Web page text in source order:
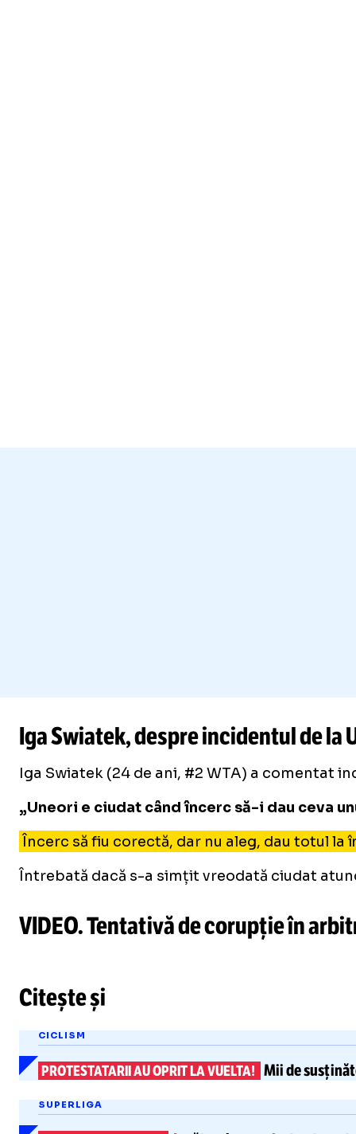
Iga Swiatek, despre incidentul de la
Iga Swiatek (24 de ani, #2 WTA) a comentat
„Uneori e ciudat când încerc să-i dau ceva
Încerc să fiu corectă, dar nu aleg, dau totul
Întrebată dacă s-a simțit vreodată ciudat
VIDEO. Tentativă de corupție în
Citește și
CICLISM
PROTESTATARII AU OPRIT LA VUELTA! Mii de
SUPERLIGA